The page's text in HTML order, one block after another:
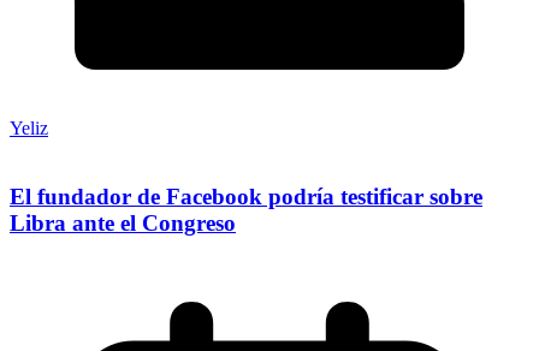
Yeliz
El fundador de Facebook podría testificar sobre
Libra ante el Congreso